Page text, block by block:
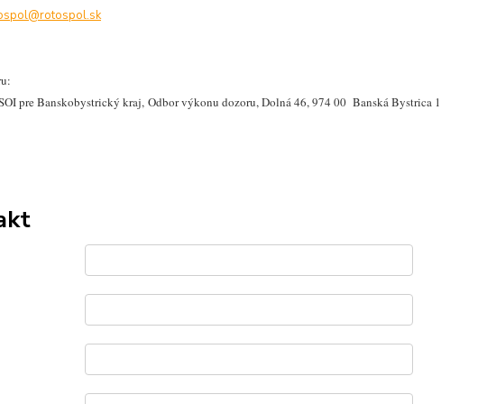
pre Banskobystrický kraj, Odbor výkonu dozoru, Dolná 46, 974 00 Banská Bystrica 1